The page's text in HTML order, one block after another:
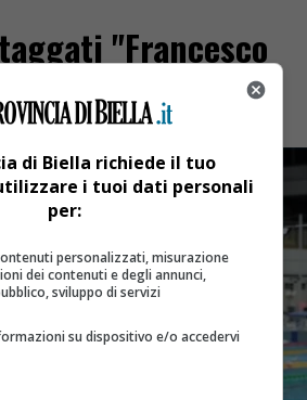
"Francesco
di Biella richiede il tuo
i tuoi dati personali
per:
personalizzati, misurazione
dei contenuti e degli annunci,
sviluppo di servizi
su dispositivo e/o accedervi